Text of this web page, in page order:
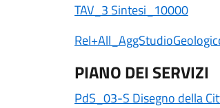
TAV_3 Sintesi_10000
PIANO DEI SERVIZI
PdS_03-S Disegno della